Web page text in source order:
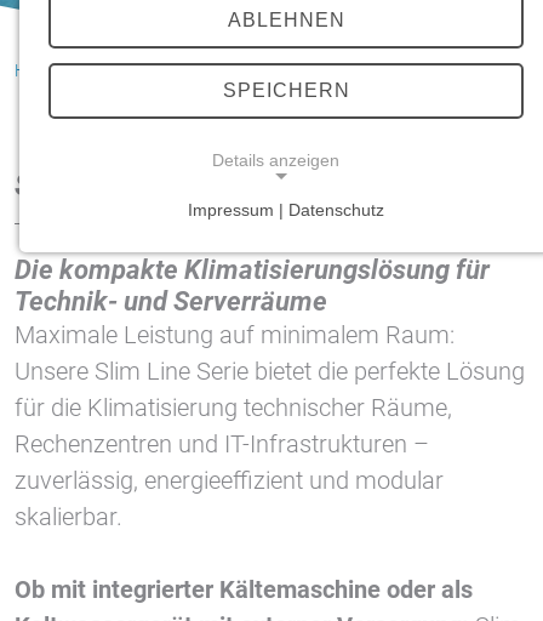
HANSA Klimasysteme im Saterland Lösungen
Produkte
Slim Line
Die kompakte Klimatisierungslösung für
Technik- und Serverräume
Maximale Leistung auf minimalem Raum:
Unsere Slim Line Serie bietet die perfekte Lösung
für die Klimatisierung technischer Räume,
Rechenzentren und IT-Infrastrukturen –
zuverlässig, energieeffizient und modular
skalierbar.
Ob mit integrierter Kältemaschine oder als
ABLEHNEN
SPEICHERN
Details anzeigen
Notwendige Cookies ermöglichen grundlegende
Funktionen und sind für die einwandfreie Funktion
der Website erforderlich.
Einverständnis-Cookie
Name:
cookie_consent
Dieser Cookie speichert die ausgewählten
Cookie Laufzeit:
Impressum | Datenschutz